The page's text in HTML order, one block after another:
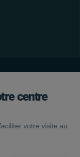
centre
votre visite au